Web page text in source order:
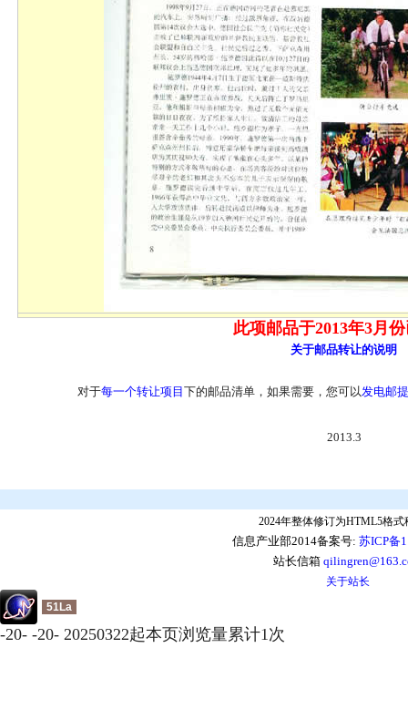
此项邮品于2013年3月
关于邮品转让的说明
对于每一个转让项目 下的邮品清单，如果需要，您可以发电邮
2013.3
2024年整体修订为HTML5格式
信息产业部2014备案号: 苏ICP备
站长信箱
关于站长
51La
-20- -20- 20250322起本页浏览量累计1次